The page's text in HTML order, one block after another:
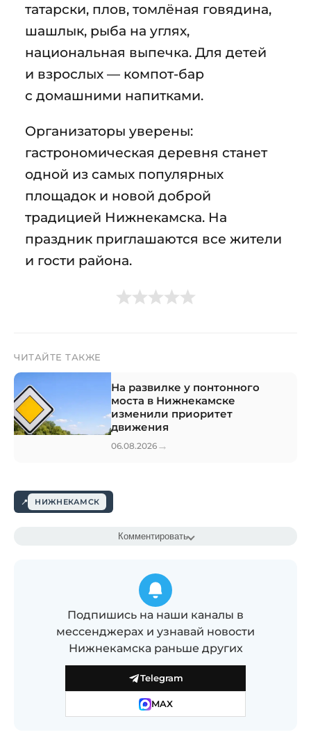
татарски, плов, томлёная говядина,
шашлык, рыба на углях,
национальная выпечка. Для детей
и взрослых — компот-бар
с домашними напитками.
Организаторы уверены:
гастрономическая деревня станет
одной из самых популярных
площадок и новой доброй
традицией Нижнекамска. На
праздник приглашаются все жители
и гости района.
ЧИТАЙТЕ ТАКЖЕ
На развилке у понтонного
моста в Нижнекамске
изменили приоритет
движения
06.08.2026 →
НИЖНЕКАМСК
Комментировать
Подпишись на наши каналы в
мессенджерах и узнавай новости
Нижнекамска раньше других
Telegram
MAX